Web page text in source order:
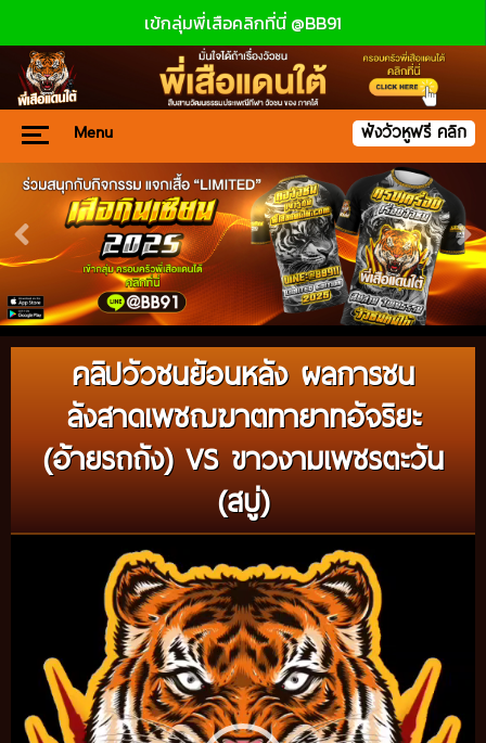
เข้กลุ่มพี่เสือคลิกที่นี่ @BB91
Menu ฟังวัวหูฟรี คลิก
คลิปวัวชนย้อนหลัง ผลการชน
ลังสาดเพชฌฆาตทายาทอัจริยะ
(อ้ายรถถัง) VS ขาวงามเพชรตะวัน
(สบู่)